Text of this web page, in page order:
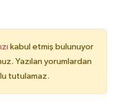
kabul etmiş bulunuyor
Yazılan yorumlardan
tutulamaz.